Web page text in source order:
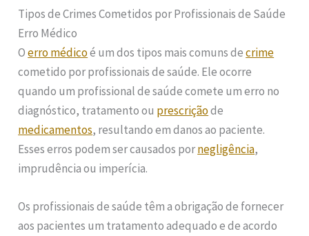
Tipos de Crimes Cometidos por Profissionais de Saúde
Erro Médico
Oerro médicoé um dos tipos mais comuns decrime
cometido por profissionais de saúde. Ele ocorre
quando um profissional de saúde comete um erro no
diagnóstico, tratamento ou prescriçãode
medicamentos, resultando em danos ao paciente.
Esses erros podem ser causados pornegligência,
imprudência ou imperícia.
Os profissionais de saúde têm a obrigação de fornecer
aos pacientes um tratamento adequado e de acordo